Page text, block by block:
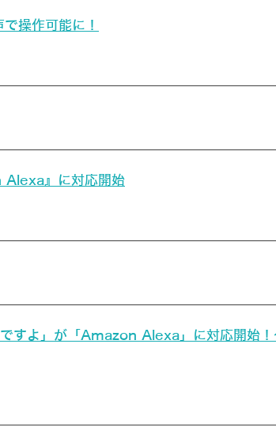
操作可能に！
』に対応開始
よ」が「Amazon Alexa」に対応開始！